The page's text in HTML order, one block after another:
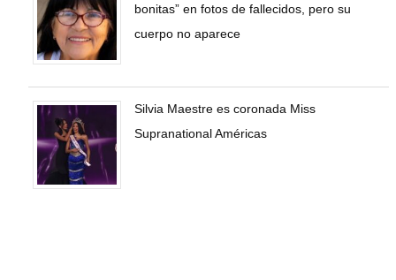
bonitas” en fotos de fallecidos, pero su
cuerpo no aparece
Silvia Maestre es coronada Miss
Supranational Américas